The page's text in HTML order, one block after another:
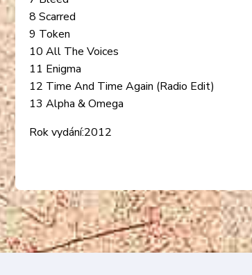
8 Scarred
9 Token
10 All The Voices
11 Enigma
12 Time And Time Again (Radio Edit)
13 Alpha & Omega
Rok vydání:2012